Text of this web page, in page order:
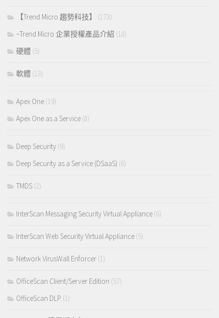
【Trend Micro 趨勢科技】
(173)
~Trend Micro 企業授權產品介紹 (18)
硬體 (5)
軟體 (13)
Apex One (19)
Apex One as a Service (8)
Deep Security (9)
Deep Security as a Service (DSaaS) (6)
TMDS (2)
InterScan Messaging Security Virtual Appliance (6)
InterScan Web Security Virtual Appliance (5)
Network VirusWall Enforcer (1)
OfficeScan Client/Server Edition (57)
OfficeScan DLP (1)